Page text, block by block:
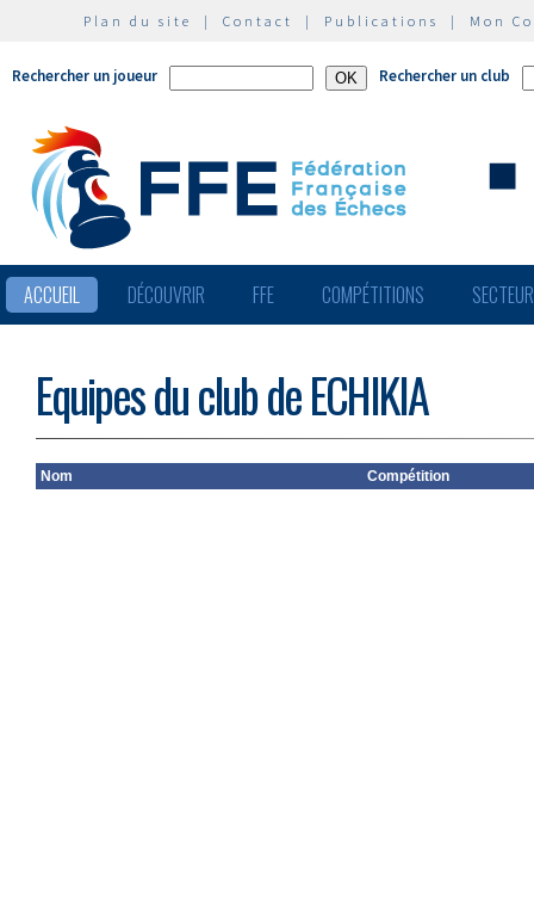
Plan du site | Contact | Publications | Mon
Rechercher un joueur Rechercher un club
ACCUEIL DÉCOUVRIR FFE COMPÉTITIONS
Equipes du club de ECHIKIA
Nom Compétition